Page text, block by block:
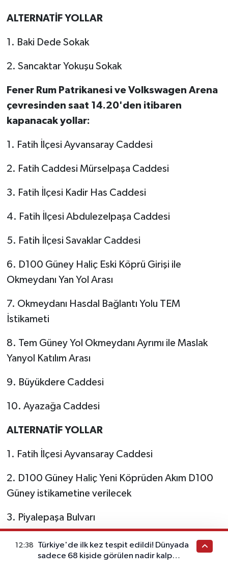
ALTERNATİF YOLLAR
1. Baki Dede Sokak
2. Sancaktar Yokuşu Sokak
Fener Rum Patrikanesi ve Volkswagen Arena
çevresinden saat 14.20'den itibaren
kapanacak yollar:
1. Fatih İlçesi Ayvansaray Caddesi
2. Fatih Caddesi Mürselpaşa Caddesi
3. Fatih İlçesi Kadir Has Caddesi
4. Fatih İlçesi Abdulezelpaşa Caddesi
5. Fatih İlçesi Savaklar Caddesi
6. D100 Güney Haliç Eski Köprü Girişi ile
Okmeydanı Yan Yol Arası
7. Okmeydanı Hasdal Bağlantı Yolu TEM
İstikameti
8. Tem Güney Yol Okmeydanı Ayrımı ile Maslak
Yanyol Katılım Arası
9. Büyükdere Caddesi
10. Ayazağa Caddesi
ALTERNATİF YOLLAR
1. Fatih İlçesi Ayvansaray Caddesi
2. D100 Güney Haliç Yeni Köprüden Akım D100
Güney istikametine verilecek
3. Piyalepaşa Bulvarı
4. İmrahor Caddesi
12:38
Türkiye'de ilk kez tespit edildi! Dünyada
sadece 68 kişide görülen nadir kalp